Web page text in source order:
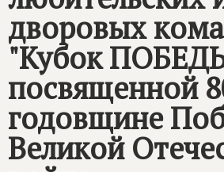
дворовых
"Кубок
посвященной
годовщине
Великой